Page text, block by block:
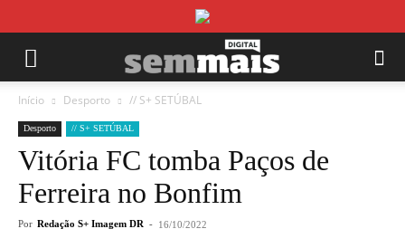
Início Desporto // S+ SETÚBAL
Desporto // S+ SETÚBAL
Vitória FC tomba Paços de
Ferreira no Bonfim
Por Redação S+ Imagem DR - 16/10/2022